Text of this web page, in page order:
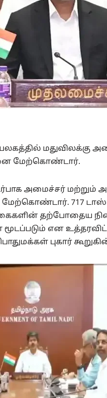
மதுவிலக்கு
மேற்கொண்டார்.
அமைச்சர் மற்றும்
717
தற்போதைய
மூடப்படும் என
புகார்